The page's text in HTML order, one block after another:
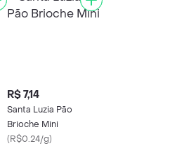
R$ 7,14
Santa Luzia Pão
Brioche Mini
(R$0.24/g)